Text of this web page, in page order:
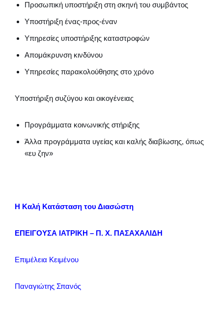
Προσωπική υποστήριξη στη σκηνή του συμβάντος
Υποστήριξη ένας-προς-έναν
Υπηρεσίες υποστήριξης καταστροφών
Απομάκρυνση κινδύνου
Υπηρεσίες παρακολούθησης στο χρόνο
Υποστήριξη συζύγου και οικογένειας
Προγράμματα κοινωνικής στήριξης
Άλλα προγράμματα υγείας και καλής διαβίωσης, όπως
«ευ ζην»
Η Καλή Κατάσταση του Διασώστη
ΕΠΕΙΓΟΥΣΑ ΙΑΤΡΙΚΗ – Π. Χ. ΠΑΣΑΧΑΛΙΔΗ
Επιμέλεια Κειμένου
Παναγιώτης Σπανός